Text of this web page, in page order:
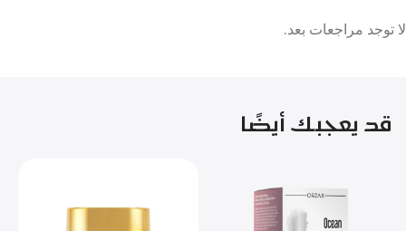
لا توجد مراجعات بعد.
قد يعجبك أيضًا